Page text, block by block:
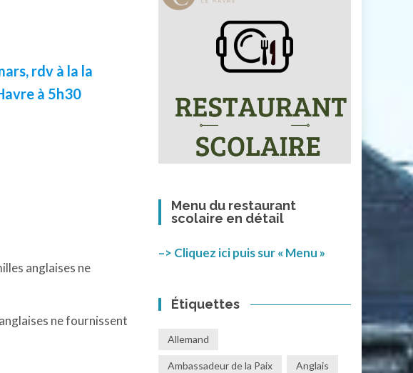
rdv à la la
à 5h30
anglaises ne
ne fournissent
Menu du restaurant
scolaire en détail
–> Cliquez ici puis sur « Menu »
Étiquettes
Allemand
Ambassadeur de la Paix Anglais